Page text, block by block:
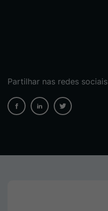
Partilhar nas redes sociais